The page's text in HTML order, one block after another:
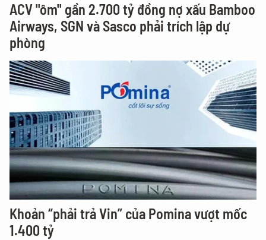
ACV "ôm" gần 2.700 tỷ đồng nợ xấu Bamboo
Airways, SGN và Sasco phải trích lập dự
phòng
Khoản “phải trả Vin” của Pomina vượt mốc
1.400 tỷ